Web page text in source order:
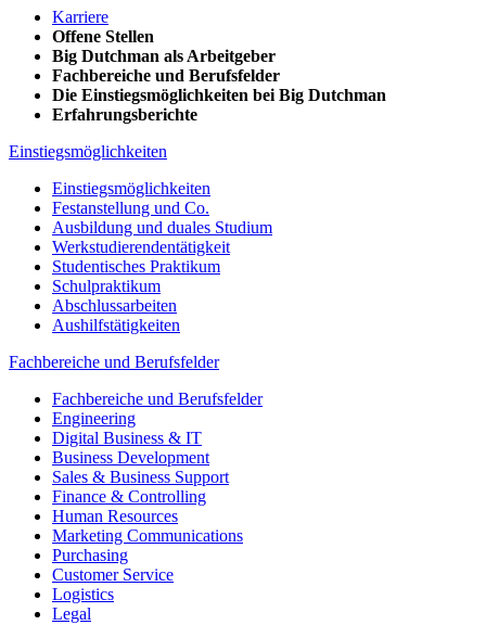
Karriere
Offene Stellen
Big Dutchman als Arbeitgeber
Fachbereiche und Berufsfelder
Die Einstiegsmöglichkeiten bei Big Dutchman
Erfahrungsberichte
Einstiegsmöglichkeiten
Einstiegsmöglichkeiten
Festanstellung und Co.
Ausbildung und duales Studium
Werkstudierendentätigkeit
Studentisches Praktikum
Schulpraktikum
Abschlussarbeiten
Aushilfstätigkeiten
Fachbereiche und Berufsfelder
Fachbereiche und Berufsfelder
Engineering
Digital Business & IT
Business Development
Sales & Business Support
Finance & Controlling
Human Resources
Marketing Communications
Purchasing
Customer Service
Logistics
Legal